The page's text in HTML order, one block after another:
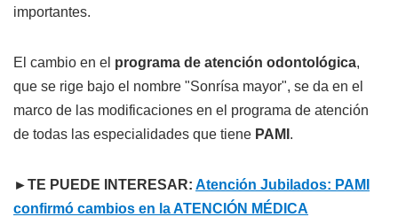
importantes.
El cambio en el programa de atención odontológica,
que se rige bajo el nombre "Sonrísa mayor", se da en el
marco de las modificaciones en el programa de atención
de todas las especialidades que tiene PAMI .
►TE PUEDE INTERESAR: Atención Jubilados: PAMI
confirmó cambios en la ATENCIÓN MÉDICA